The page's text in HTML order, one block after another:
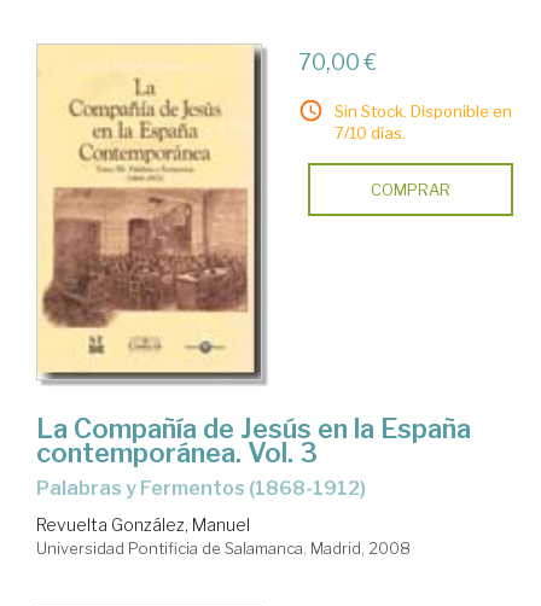
70,00 €
Sin Stock. Disponible en
7/10 días.
COMPRAR
La Compañía de Jesús en la España
contemporánea. Vol. 3
Palabras y Fermentos (1868-1912)
Revuelta González, Manuel
Universidad Pontificia de Salamanca. Madrid, 2008